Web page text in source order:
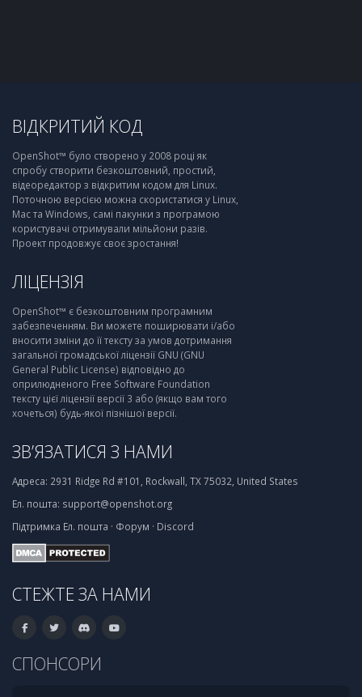
ВІДКРИТИЙ КОД
OpenShot™ було створено у 2008 році як
спробу створити безкоштовний, простий,
відеоредактор з відкритим кодом для Linux.
Поточною версією можна скористатися у Linux,
Mac та Windows, самі пакунки з програмою
користувачі отримували мільйони разів.
Проект продовжує своє зростання!
ЛІЦЕНЗІЯ
OpenShot™ є безкоштовним програмним
забезпеченням. Ви можете поширювати і/або
вносити зміни до її тексту за умов дотримання
загальної громадської ліцензії GNU (GNU
General Public License) відповідно до
оприлюдненого Free Software Foundation
тексту цієї ліцензії версії 3 або (якщо вам того
хочеться) будь-якої пізнішої версії.
ЗВ’ЯЗАТИСЯ З НАМИ
Адреса: 2931 Ridge Rd #101, Rockwall, TX 75032, United States
Ел. пошта: support@openshot.org
Підтримка Ел. пошта · Форум · Discord
СТЕЖТЕ ЗА НАМИ
СПОНСОРИ